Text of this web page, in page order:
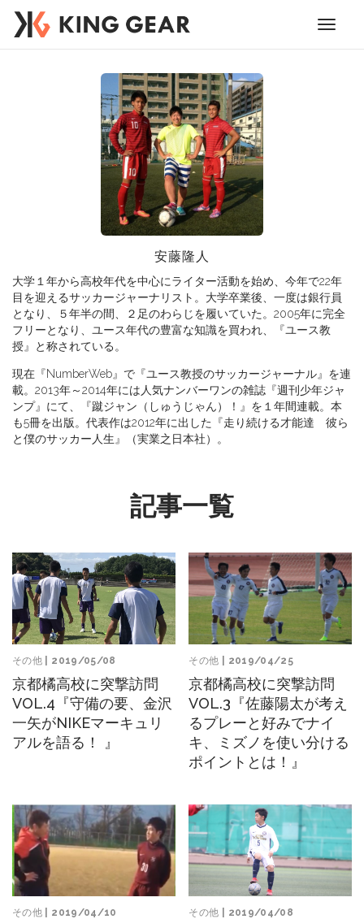
Toggle
安藤隆人
大学１年から高校年代を中心にライター活動を始め、今年で22年
目を迎えるサッカージャーナリスト。大学卒業後、一度は銀行員
となり、５年半の間、２足のわらじを履いていた。2005年に完全
フリーとなり、ユース年代の豊富な知識を買われ、『ユース教
授』と称されている。
現在『NumberWeb』で『ユース教授のサッカージャーナル』を連
載。2013年～2014年には人気ナンバーワンの雑誌『週刊少年ジャ
ンプ』にて、『蹴ジャン（しゅうじゃん）！』を１年間連載。本
も5冊を出版。代表作は2012年に出した『走り続ける才能達 彼ら
と僕のサッカー人生』（実業之日本社）。
記事一覧
その他 | 2019/05/08
京都橘高校に突撃訪問
VOL.4『守備の要、金沢
一矢がNIKEマーキュリ
アルを語る！ 』
その他 | 2019/04/25
京都橘高校に突撃訪問
VOL.3『佐藤陽太が考え
るプレーと好みでナイ
キ、ミズノを使い分ける
ポイントとは！』
その他 | 2019/04/10 その他 | 2019/04/08